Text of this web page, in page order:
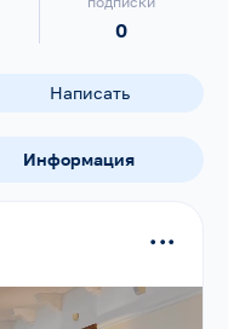
0
Написать
Информация
...